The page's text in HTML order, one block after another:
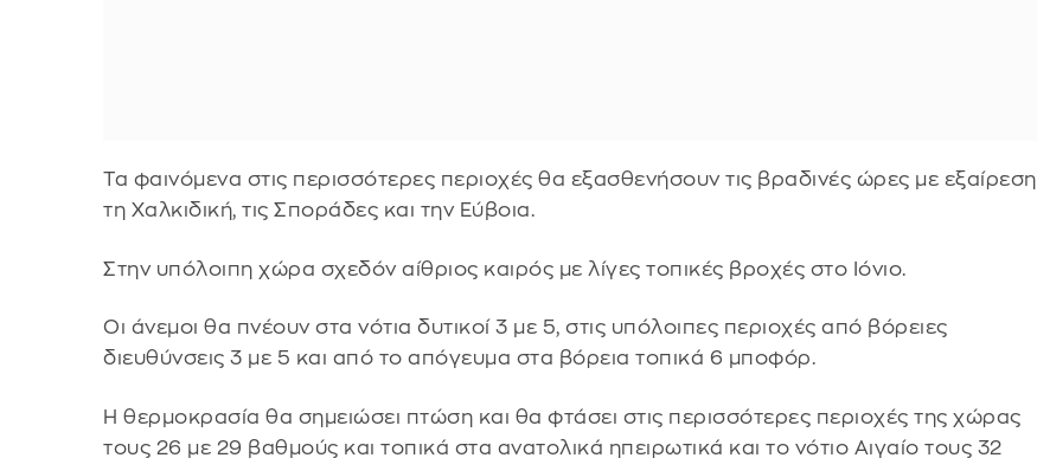
Τα φαινόμενα στις περισσότερες περιοχές θα εξασθενήσουν τις βραδινές ώρες με εξαίρεση
τη Χαλκιδική, τις Σποράδες και την Εύβοια.
Στην υπόλοιπη χώρα σχεδόν αίθριος καιρός με λίγες τοπικές βροχές στο Ιόνιο.
Οι άνεμοι θα πνέουν στα νότια δυτικοί 3 με 5, στις υπόλοιπες περιοχές από βόρειες
διευθύνσεις 3 με 5 και από το απόγευμα στα βόρεια τοπικά 6 μποφόρ.
Η θερμοκρασία θα σημειώσει πτώση και θα φτάσει στις περισσότερες περιοχές της χώρας
τους 26 με 29 βαθμούς και τοπικά στα ανατολικά ηπειρωτικά και το νότιο Αιγαίο τους 32